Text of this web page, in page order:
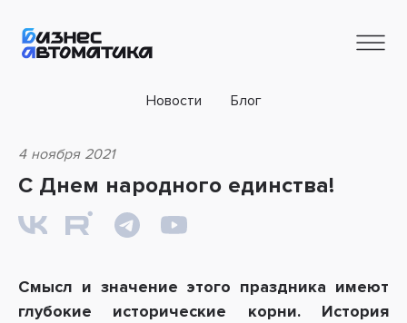
Новости Блог
4 ноября 2021
С Днем народного единства!
Смысл и значение этого праздника имеют
глубокие исторические корни. История